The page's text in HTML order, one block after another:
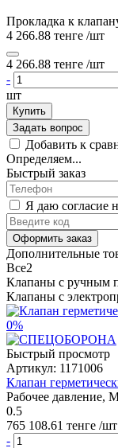
Прокладка к
4 266.88 тенге /шт
4 266.88 тенге /шт
-
шт
Купить
Задать вопрос
Добавить к
Определяем...
Быстрый заказ
Я даю согласие
Оформить заказ
Дополнительные
Все2
Клапаны с ручным
Клапаны с
0%
Быстрый просмотр
Артикул: 1171006
Клапан
Рабочее давление,
0.5
765 108.61 тенге /шт
-